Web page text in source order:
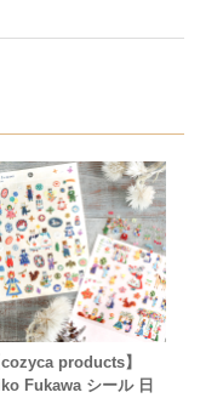
cozyca products】
Fukawa シール 日